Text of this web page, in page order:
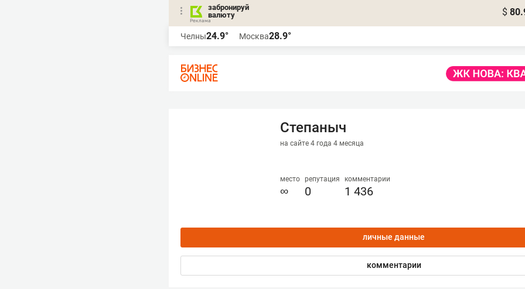
забронируй
валюту
$
Челны24.9° Москва28.9°
Степаныч
на сайте 4 года 4 месяца
место
∞
репутация
0
комментарии
1 436
личные данные
комментарии